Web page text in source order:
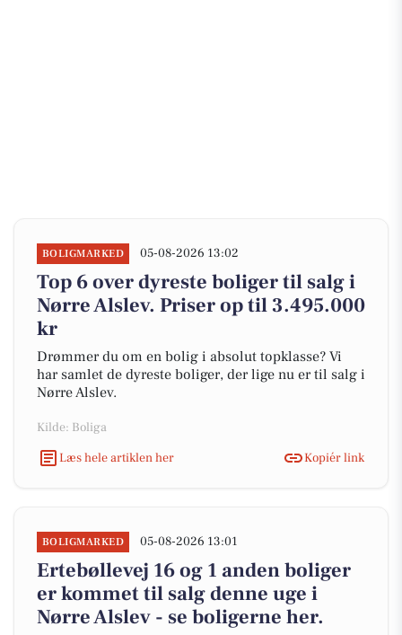
BOLIGMARKED 05-08-2026 13:02
Top 6 over dyreste boliger til salg i
Nørre Alslev. Priser op til 3.495.000
kr
Drømmer du om en bolig i absolut topklasse? Vi
har samlet de dyreste boliger, der lige nu er til salg i
Nørre Alslev.
Kilde: Boliga
Læs hele artiklen her
Kopiér link
BOLIGMARKED 05-08-2026 13:01
Ertebøllevej 16 og 1 anden boliger
er kommet til salg denne uge i
Nørre Alslev - se boligerne her.